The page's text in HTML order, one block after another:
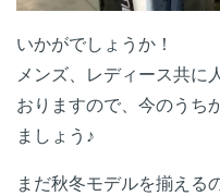
いかがでしょうか！
メンズ、レディース共に
おりますので、今のうち
ましょう♪
まだ秋冬モデルを揃える